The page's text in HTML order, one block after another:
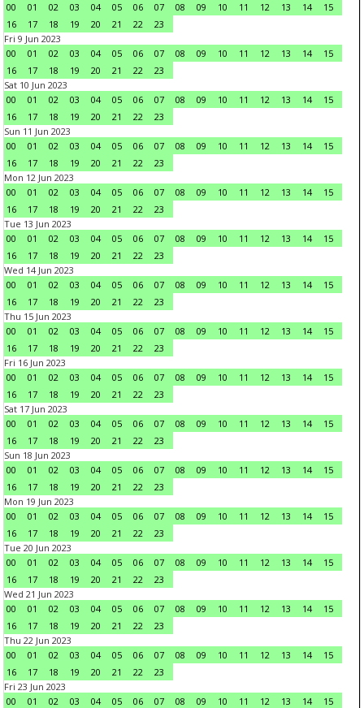
00
01 02 03 04 05 06 07 08 09 10 11 12 13 14
15
16
17 18 19 20 21 22
23
Fri 9 Jun 2023
00
01 02 03 04 05 06 07 08 09 10 11 12 13 14
15
16
17 18 19 20 21 22
23
Sat 10 Jun 2023
00
01 02 03 04 05 06 07 08 09 10 11 12 13 14
15
16
17 18 19 20 21 22
23
Sun 11 Jun 2023
00
01 02 03 04 05 06 07 08 09 10 11 12 13 14
15
16
17 18 19 20 21 22
23
Mon 12 Jun 2023
00
01 02 03 04 05 06 07 08 09 10 11 12 13 14
15
16
17 18 19 20 21 22
23
Tue 13 Jun 2023
00
01 02 03 04 05 06 07 08 09 10 11 12 13 14
15
16
17 18 19 20 21 22
23
Wed 14 Jun 2023
00
01 02 03 04 05 06 07 08 09 10 11 12 13 14
15
16
17 18 19 20 21 22
23
Thu 15 Jun 2023
00
01 02 03 04 05 06 07 08 09 10 11 12 13 14
15
16
17 18 19 20 21 22
23
Fri 16 Jun 2023
00
01 02 03 04 05 06 07 08 09 10 11 12 13 14
15
16
17 18 19 20 21 22
23
Sat 17 Jun 2023
00
01 02 03 04 05 06 07 08 09 10 11 12 13 14
15
16
17 18 19 20 21 22
23
Sun 18 Jun 2023
00
01 02 03 04 05 06 07 08 09 10 11 12 13 14
15
16
17 18 19 20 21 22
23
Mon 19 Jun 2023
00
01 02 03 04 05 06 07 08 09 10 11 12 13 14
15
16
17 18 19 20 21 22
23
Tue 20 Jun 2023
00
01 02 03 04 05 06 07 08 09 10 11 12 13 14
15
16
17 18 19 20 21 22
23
Wed 21 Jun 2023
00
01 02 03 04 05 06 07 08 09 10 11 12 13 14
15
16
17 18 19 20 21 22
23
Thu 22 Jun 2023
00
01 02 03 04 05 06 07 08 09 10 11 12 13 14
15
16
17 18 19 20 21 22
23
Fri 23 Jun 2023
00
01 02 03 04 05 06 07 08 09 10 11 12 13 14
15